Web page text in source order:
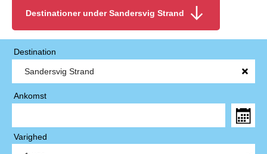
Destinationer under Sandersvig Strand
Destination
Ankomst
Varighed